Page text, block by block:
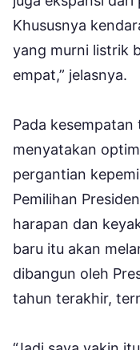
Khususnya
yang murni listrik
empat,” jelasnya.
Pada
menyatakan
pergantian
Pemilihan
harapan dan
baru itu akan
dibangun oleh
tahun terakhir,